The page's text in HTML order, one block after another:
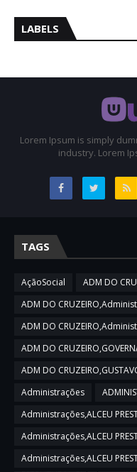
LABELS
Lorem Ipsum is simply
industry. Lorem
TAGS
AçãoSocial
ADM DO
ADM DO
ADM DO
ADM DO
ADM DO
Administrações
Administrações,ALCEU
Administrações,ALCEU
Administrações,ALCEU